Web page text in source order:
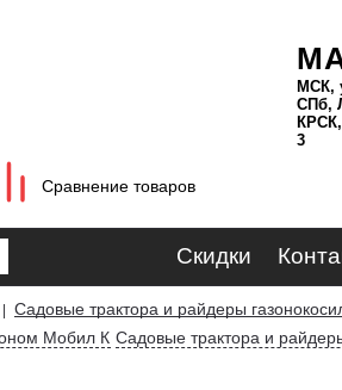
МСК,
СПб,
3
Сравнение товаров
Скидки
Садовые трактора и райдеры
Мобил К Садовые трактора и